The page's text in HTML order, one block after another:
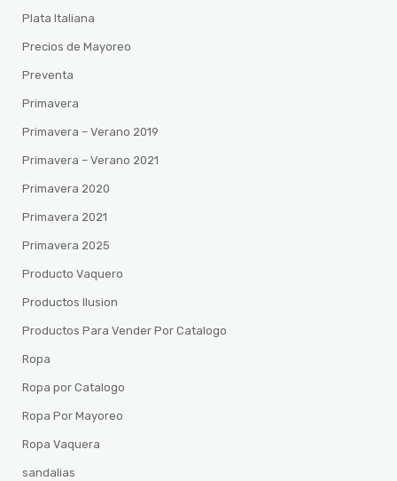
Plata Italiana
Precios de Mayoreo
Preventa
Primavera
Primavera – Verano 2019
Primavera – Verano 2021
Primavera 2020
Primavera 2021
Primavera 2025
Producto Vaquero
Productos Ilusion
Productos Para Vender Por Catalogo
Ropa
Ropa por Catalogo
Ropa Por Mayoreo
Ropa Vaquera
sandalias